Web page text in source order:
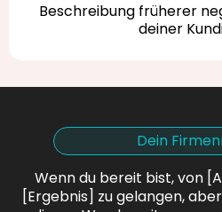
Beschreibung früherer
deiner
Dein
Wenn du bereit bist, von
[Ergebnis] zu gelangen,